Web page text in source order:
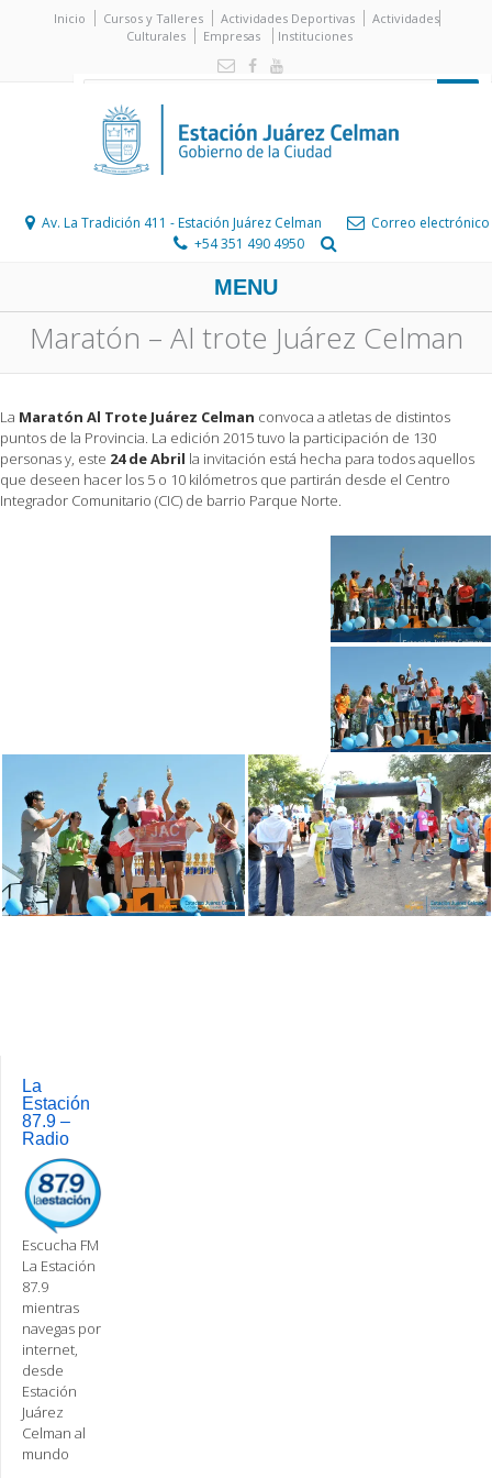
Inicio Cursos y Talleres Actividades Deportivas
Actividades
Culturales
Empresas Instituciones
Av. La Tradición 411 - Estación Juárez Celman
Correo electrónico
+54 351 490 4950
MENU
Maratón – Al trote Juárez Celman
La Maratón Al Trote Juárez Celman convoca a atletas de distintos
puntos de la Provincia. La edición 2015 tuvo la participación de 130
personas y, este 24 de Abril la invitación está hecha para todos aquellos
que deseen hacer los 5 o 10 kilómetros que partirán desde el Centro
Integrador Comunitario (CIC) de barrio Parque Norte.
La
Estación
87.9 –
Radio
Escucha FM
La Estación
87.9
mientras
navegas por
internet,
desde
Estación
Juárez
Celman al
mundo